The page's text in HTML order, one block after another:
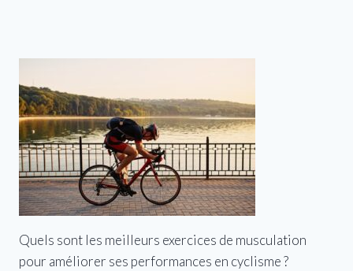
Quels sont les meilleurs exercices de musculation
pour améliorer ses performances en cyclisme ?